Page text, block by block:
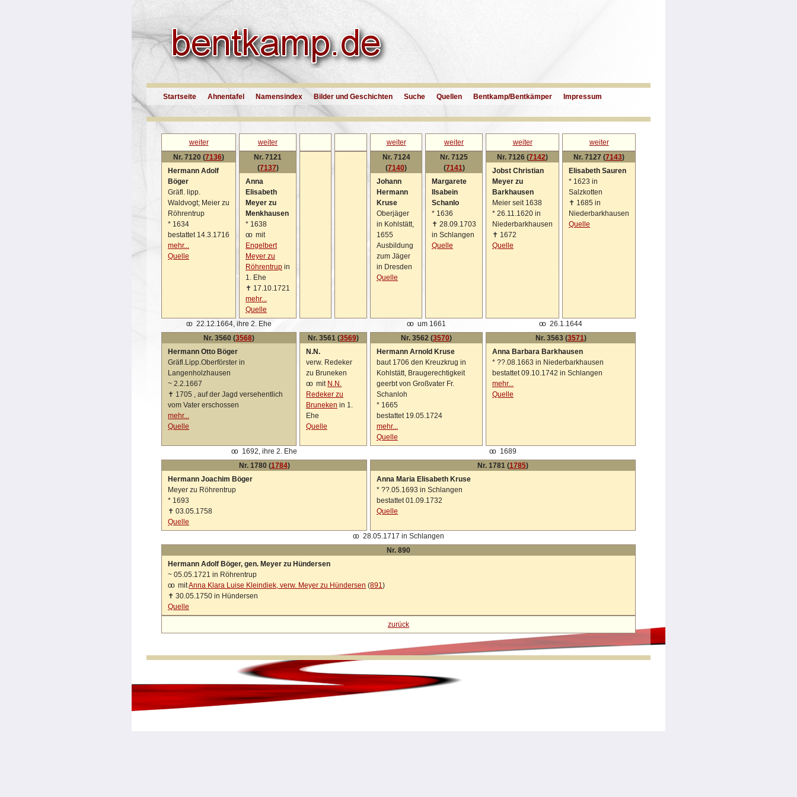
Startseite Ahnentafel Namensindex Bilder und Geschichten Suche Quellen Bentkamp/Bentkämper Impressum
weiter weiter weiter weiter weiter
weiter
Nr. 7120 (7136)
Hermann Adolf
Böger
Gräfl. lipp.
Waldvogt; Meier zu
Röhrentrup
* 1634
bestattet 14.3.1716
mehr...
Quelle
Nr. 7121
(7137)
Anna
Elisabeth
Meyer zu
Menkhausen
* 1638
oo mit
Engelbert
Meyer zu
Röhrentrup in
1. Ehe
✝ 17.10.1721
mehr...
Quelle
Nr. 7124
(7140)
Johann
Hermann
Kruse
Oberjäger
in Kohlstätt,
1655
Ausbildung
zum Jäger
in Dresden
Quelle
Nr. 7125
(7141)
Margarete
Ilsabein
Schanlo
* 1636
✝ 28.09.1703
in Schlangen
Quelle
Nr. 7126 (7142)
Jobst Christian
Meyer zu
Barkhausen
Meier seit 1638
* 26.11.1620 in
Niederbarkhausen
✝ 1672
Quelle
Nr. 7127 (7143)
Elisabeth Sauren
* 1623 in
Salzkotten
✝ 1685 in
Niederbarkhausen
Quelle
oo 22.12.1664, ihre 2. Ehe oo um 1661 oo
26.1.1644
Nr. 3560 (3568)
Hermann Otto Böger
Gräfl.Lipp.Oberförster in
Langenholzhausen
~ 2.2.1667
✝ 1705 , auf der Jagd versehentlich
vom Vater erschossen
mehr...
Quelle
Nr. 3561 (3569)
N.N.
verw. Redeker
zu Bruneken
oo mit N.N.
Redeker zu
Bruneken in 1.
Ehe
Quelle
Nr. 3562 (3570)
Hermann Arnold Kruse
baut 1706 den Kreuzkrug in
Kohlstätt, Braugerechtigkeit
geerbt von Großvater Fr.
Schanloh
* 1665
bestattet 19.05.1724
mehr...
Quelle
Nr. 3563 (3571)
Anna Barbara Barkhausen
* ??.08.1663 in Niederbarkhausen
bestattet 09.10.1742 in Schlangen
mehr...
Quelle
oo 1692, ihre 2. Ehe oo
1689
Nr. 1780 (1784)
Hermann Joachim Böger
Meyer zu Röhrentrup
* 1693
✝ 03.05.1758
Quelle
Nr. 1781 (1785)
Anna Maria Elisabeth Kruse
* ??.05.1693 in Schlangen
bestattet 01.09.1732
Quelle
oo 28.05.1717 in Schlangen
Nr. 890
Hermann Adolf Böger, gen. Meyer zu Hündersen
~ 05.05.1721 in Röhrentrup
oo mitAnna Klara Luise Kleindiek, verw. Meyer zu Hündersen (891)
✝ 30.05.1750 in Hündersen
Quelle
zurück